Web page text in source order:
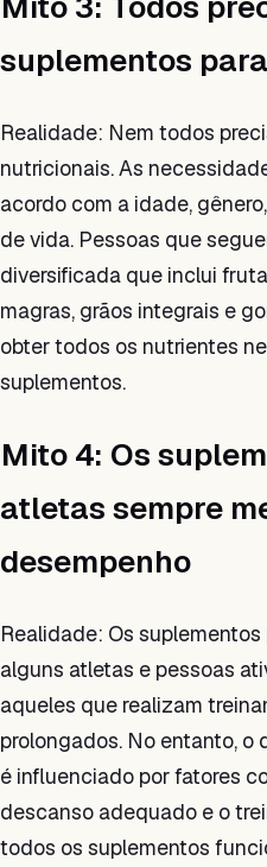
suplementos
Realidade: Nem todos
nutricionais. As
acordo com a idade,
de vida. Pessoas que
diversificada que inclui
magras, grãos integrais e
obter todos os nutrientes
suplementos.
Mito 4: Os
atletas sempre
desempenho
Realidade: Os
alguns atletas e pessoas
aqueles que realizam
prolongados. No entanto,
é influenciado por fatores
descanso adequado e o
todos os suplementos